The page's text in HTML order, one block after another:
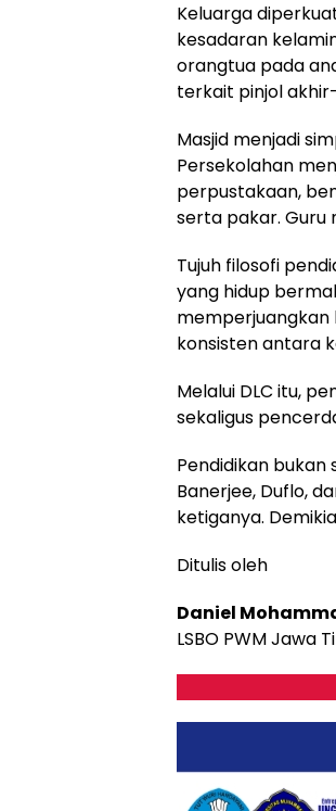
Keluarga
kesadaran
orangtua pada
terkait pinjol
Masjid menjadi
Persekolahan
perpustakaan,
serta pakar.
Tujuh filosofi
yang hidup
memperjuangkan
konsisten antara
Melalui DLC itu,
sekaligus
Pendidikan
Banerjee, Duflo,
ketiganya.
Ditulis oleh
Daniel
LSBO PWM Jawa